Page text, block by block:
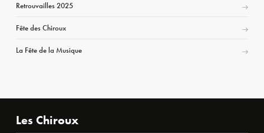
Retrouvailles 2025
Fête des Chiroux
La Fête de la Musique
Les Chiroux